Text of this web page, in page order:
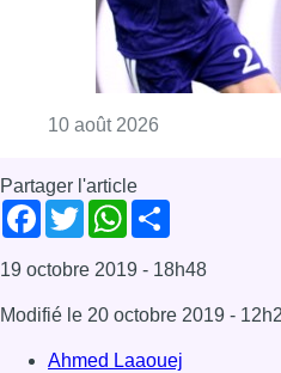
10 août 2026
Partager l'article
Facebook
TwitterWhatsApp
19 octobre 2019 - 18h48
Modifié le 20 octobre 2019 -
Ahmed Laaouej